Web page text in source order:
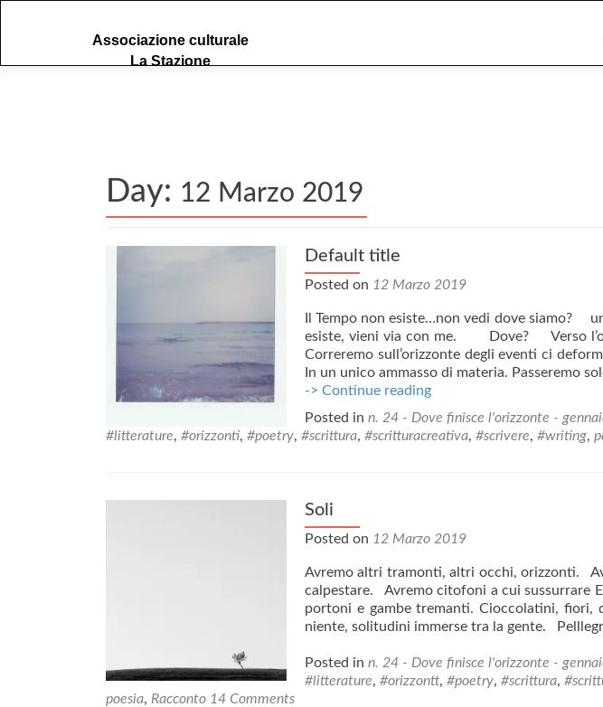
i
Associazione culturale
La Stazione
Day: 12 Marzo 2019
Default title
Posted on 12 Marzo 2019
Il Tempo non esiste…non vedi dove siamo?
esiste, vieni via con me. Dove? Verso
Correremo sull’orizzonte degli eventi ci
In un unico ammasso di materia. Passeremo
-> Continue readingDefault
Posted in n. 24 - Dove finisce l'orizzonte -
#litterature, #orizzonti, #poetry, #scrittura, #scritturacreativa, #scrivere, #writing,
Soli
Posted on 12 Marzo 2019
Avremo altri tramonti, altri occhi, orizzonti.
calpestare. Avremo citofoni a cui sussurrare
portoni e gambe tremanti. Cioccolatini,
niente, solitudini immerse tra la gente.
Posted in n. 24 - Dove finisce l'orizzonte -
#litterature, #orizzontt, #poetry, #scrittura,
poesia, Racconto 14 Comments